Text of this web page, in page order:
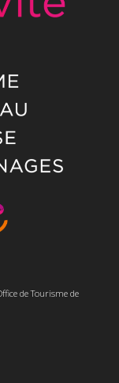
de Tourisme de